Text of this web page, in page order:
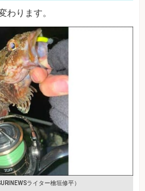
わります。
ライター檜垣修平）